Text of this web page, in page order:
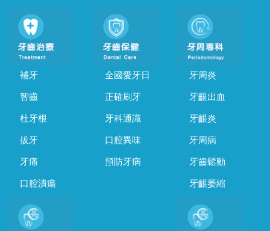
補牙
智齒
杜牙根
拔牙
牙痛
口腔潰瘍
全國愛牙日
正確刷牙
牙科通識
口腔異味
預防牙病
牙周炎
牙齦出血
牙齦炎
牙周病
牙齒鬆動
牙齦萎縮